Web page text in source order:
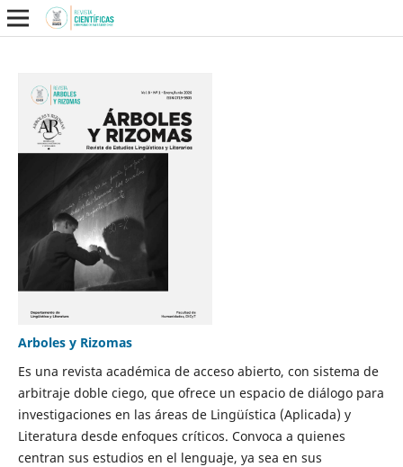
Arboles y Rizomas
Es una revista académica de acceso abierto, con sistema de
arbitraje doble ciego, que ofrece un espacio de diálogo para
investigaciones en las áreas de Lingüística (Aplicada) y
Literatura desde enfoques críticos. Convoca a quienes
centran sus estudios en el lenguaje, ya sea en sus